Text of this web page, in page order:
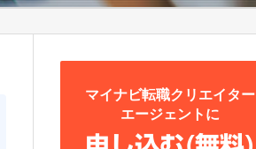
マイナビ転職クリエイター
エージェントに